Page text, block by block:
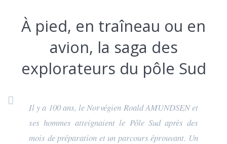
À pied, en traîneau ou en
avion, la saga des
explorateurs du pôle Sud
Il y a 100 ans, le Norvégien Roald AMUNDSEN et
ses hommes atteignaient le Pôle Sud après des
mois de préparation et un parcours éprouvant. Un